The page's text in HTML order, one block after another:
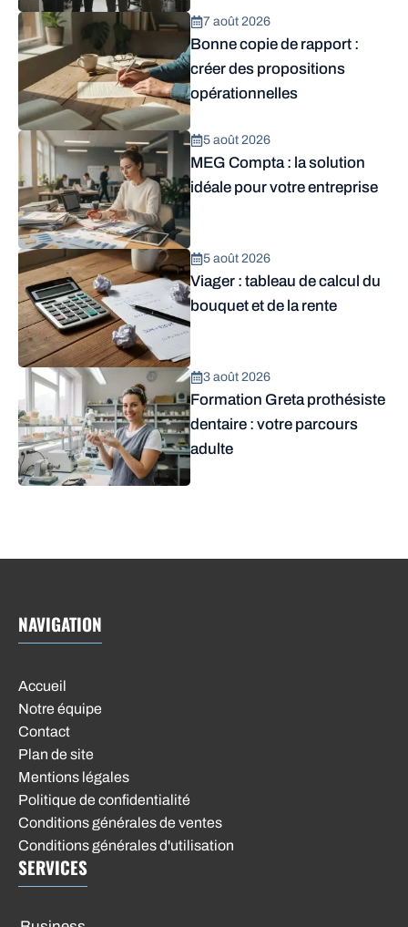
7 août 2026
Bonne copie de rapport :
créer des propositions
opérationnelles
5 août 2026
MEG Compta : la solution
idéale pour votre entreprise
5 août 2026
Viager : tableau de calcul du
bouquet et de la rente
3 août 2026
Formation Greta prothésiste
dentaire : votre parcours
adulte
NAVIGATION
Accueil
Notre équipe
Contact
Plan de site
Mentions légales
Politique de confidentialité
Conditions générales de ventes
Conditions générales d'utilisation
SERVICES